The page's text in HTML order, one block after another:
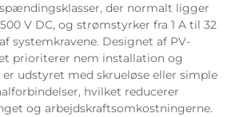
der normalt ligger
V DC, og strømstyrker fra 1 A til 32
systemkravene. Designet af PV-
prioriterer nem installation og
udstyret med skrueløse eller simple
hvilket reducerer
og arbejdskraftsomkostningerne.